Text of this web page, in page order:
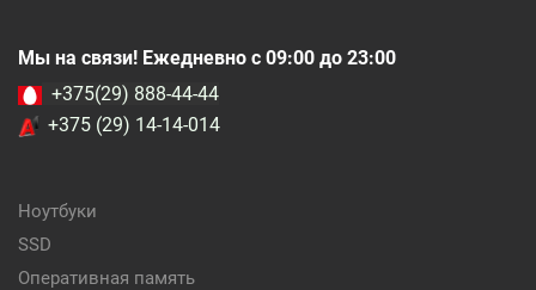
Мы на связи! Ежедневно с 09:00 до 23:00
+375(29) 888-44-44
+375 (29) 14-14-014
Ноутбуки
SSD
Оперативная память